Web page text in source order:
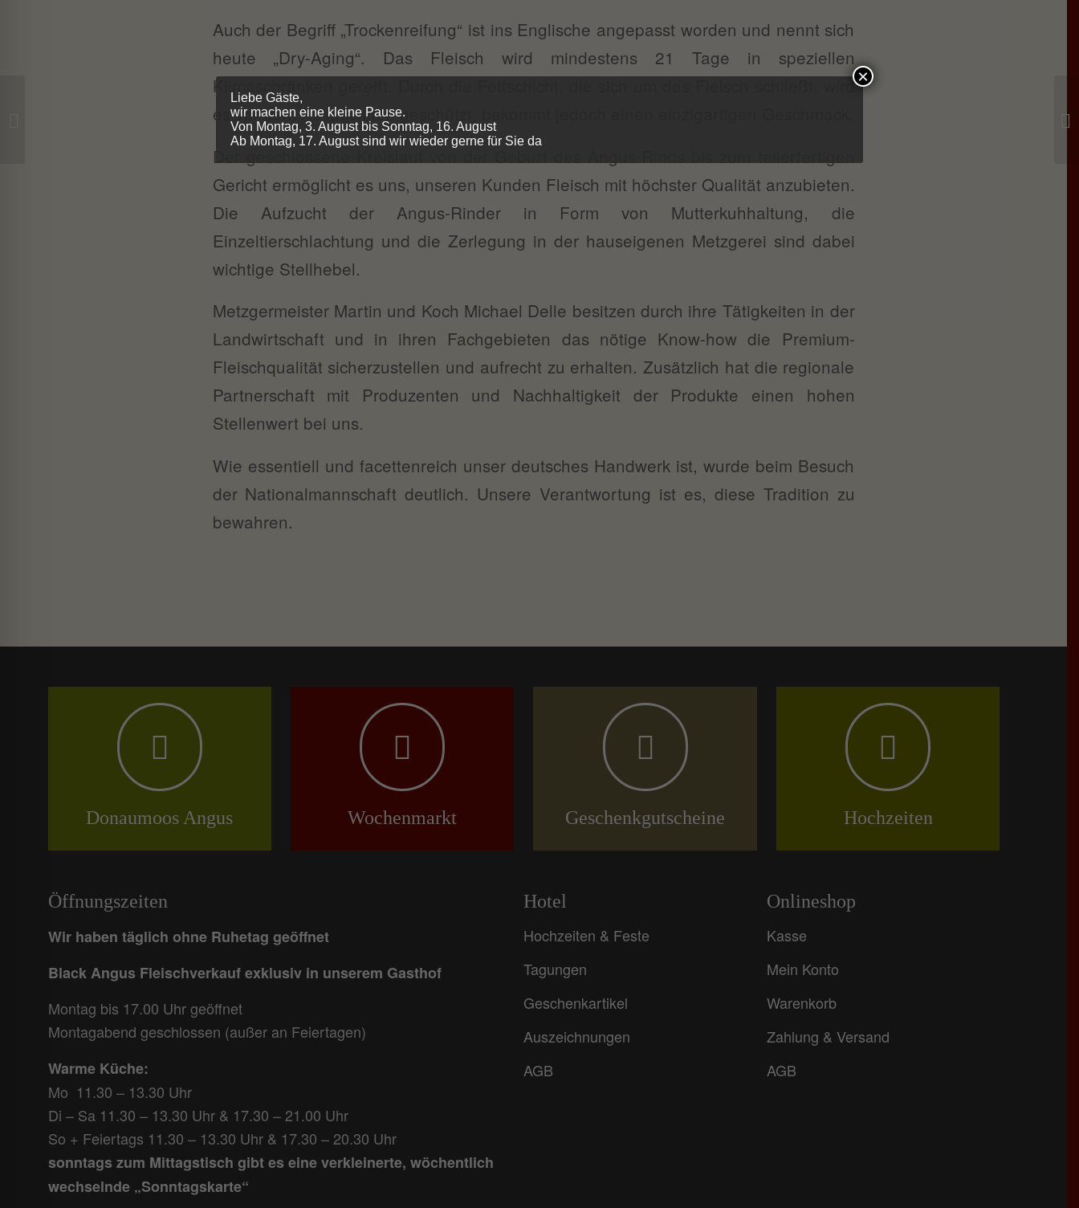
Auch der Begriff „Trockenreifung“ ist ins Englische angepasst worden und nennt sich
heute „Dry-Aging“. Das Fleisch wird mindestens 21 Tage in speziellen
Klimaschränken gereift. Durch die Fettschicht, die sich um das Fleisch schließt, wird
es vor dem Austrocknen geschützt, bekommt jedoch einen einzigartigen Geschmack.
Der geschlossene Kreislauf von der Geburt des Angus-Rinds bis zum tellerfertigen
Gericht ermöglicht es uns, unseren Kunden Fleisch mit höchster Qualität anzubieten.
Die Aufzucht der Angus-Rinder in Form von Mutterkuhhaltung, die
Einzeltierschlachtung und die Zerlegung in der hauseigenen Metzgerei sind dabei
wichtige Stellhebel.
Metzgermeister Martin und Koch Michael Delle besitzen durch ihre Tätigkeiten in der
Landwirtschaft und in ihren Fachgebieten das nötige Know-how die Premium-
Fleischqualität sicherzustellen und aufrecht zu erhalten. Zusätzlich hat die regionale
Partnerschaft mit Produzenten und Nachhaltigkeit der Produkte einen hohen
Stellenwert bei uns.
Wie essentiell und facettenreich unser deutsches Handwerk ist, wurde beim Besuch
der Nationalmannschaft deutlich. Unsere Verantwortung ist es, diese Tradition zu
bewahren.
Donaumoos Angus Wochenmarkt Geschenkgutscheine Hochzeiten
Öffnungszeiten
Wir haben täglich ohne Ruhetag geöffnet
Black Angus Fleischverkauf exklusiv in unserem Gasthof
Montag bis 17.00 Uhr geöffnet
Montagabend geschlossen (außer an Feiertagen)
Warme Küche:
Mo 11.30 – 13.30 Uhr
Di – Sa 11.30 – 13.30 Uhr & 17.30 – 21.00 Uhr
So + Feiertags 11.30 – 13.30 Uhr & 17.30 – 20.30 Uhr
sonntags zum Mittagstisch gibt es eine verkleinerte, wöchentlich
wechselnde „Sonntagskarte“
Hotel
Hochzeiten & Feste
Tagungen
Geschenkartikel
Auszeichnungen
AGB
Onlineshop
Kasse
Mein Konto
Warenkorb
Zahlung & Versand
AGB
Liebe Gäste,
wir machen eine kleine Pause.
Von Montag, 3. August bis Sonntag, 16. August
Ab Montag, 17. August sind wir wieder gerne für Sie da
×